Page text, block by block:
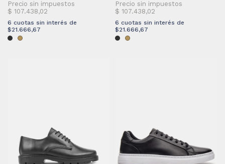
6 cuotas sin interés de
$21.666,67
6 cuotas sin interés de
$21.666,67